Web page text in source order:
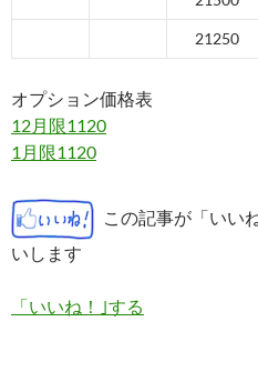
21250
オプション価格表
12月限1120
1月限1120
この記事が「いい
いします
「いいね！｣する